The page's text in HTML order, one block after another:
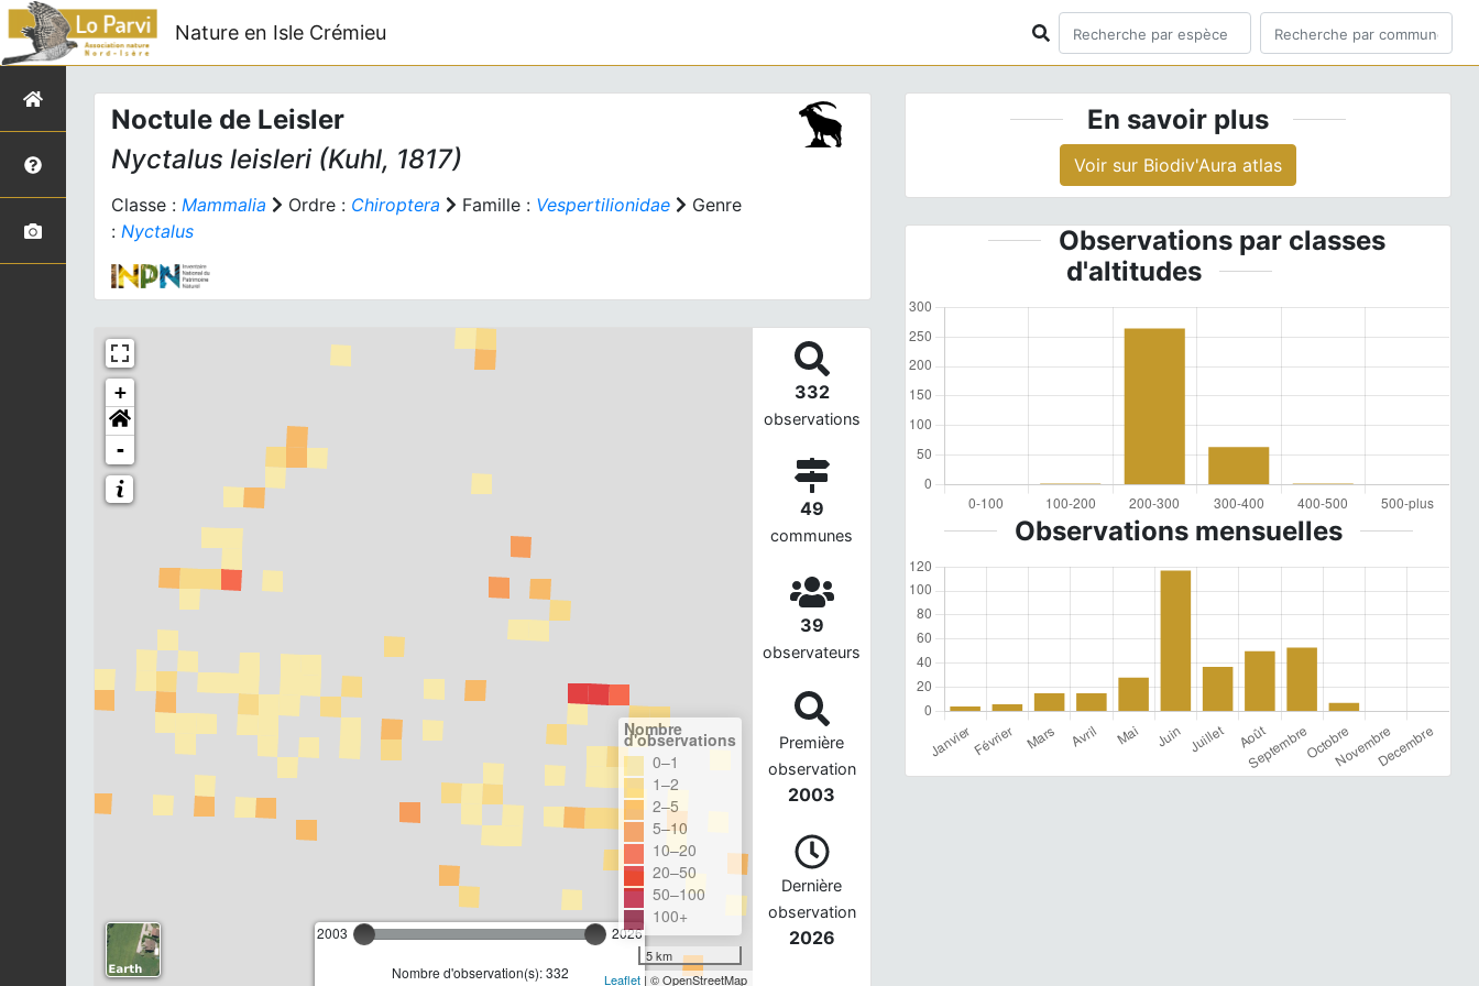
Nature en Isle Crémieu
Noctule de Leisler
Nyctalus leisleri(Kuhl, 1817)
Classe : Mammalia Ordre : Chiroptera Famille : Vespertilionidae
Genre
: Nyctalus
+
-
2003 2026
Nombre d'observation(s): 332
Nombre
d'observations
0–1
1–2
2–5
5–10
10–20
20–50
50–100
100+
5 km
Leaflet| © OpenStreetMap
332
observations
49
communes
39
observateurs
Première
observation
2003
Dernière
observation
2026
En savoir plus
Voir sur Biodiv'Aura atlas
Observations par classes
d'altitudes
Observations mensuelles